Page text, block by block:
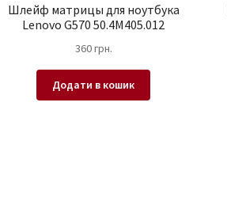
Шлейф матрицы для ноутбука
Lenovo G570 50.4M405.012
360грн.
Додати в кошик